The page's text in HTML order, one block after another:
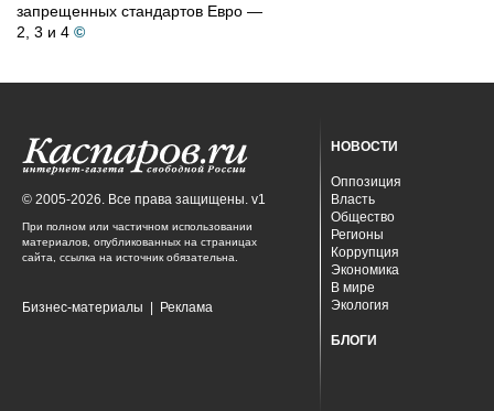
запрещенных стандартов Евро —
2, 3 и 4 ©
© 2005-2026. Все права защищены. v1
При полном или частичном использовании
материалов, опубликованных на страницах
сайта, ссылка на источник обязательна.
Бизнес-материалы | Реклама
НОВОСТИ
Оппозиция
Власть
Общество
Регионы
Коррупция
Экономика
В мире
Экология
БЛОГИ